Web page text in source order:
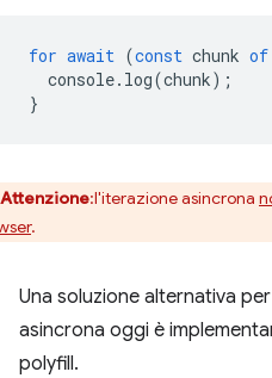
for await (const chunk of
console. log(chunk);
}
Attenzione:l'iterazione asincrona
.
Una soluzione alternativa
asincrona oggi è
polyfill.